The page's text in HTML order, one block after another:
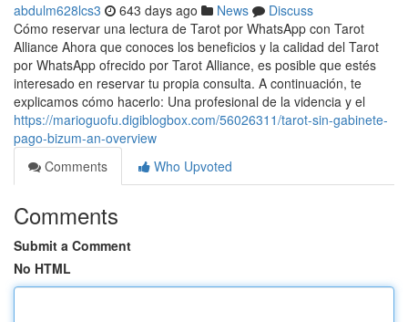
abdulm628lcs3 643 days ago News
Discuss
Cómo reservar una lectura de Tarot por WhatsApp con Tarot
Alliance Ahora que conoces los beneficios y la calidad del Tarot
por WhatsApp ofrecido por Tarot Alliance, es posible que estés
interesado en reservar tu propia consulta. A continuación, te
explicamos cómo hacerlo: Una profesional de la videncia y el
https://marioguofu.digiblogbox.com/56026311/tarot-sin-gabinete-
pago-bizum-an-overview
Comments
Who Upvoted
Comments
Submit a Comment
No HTML